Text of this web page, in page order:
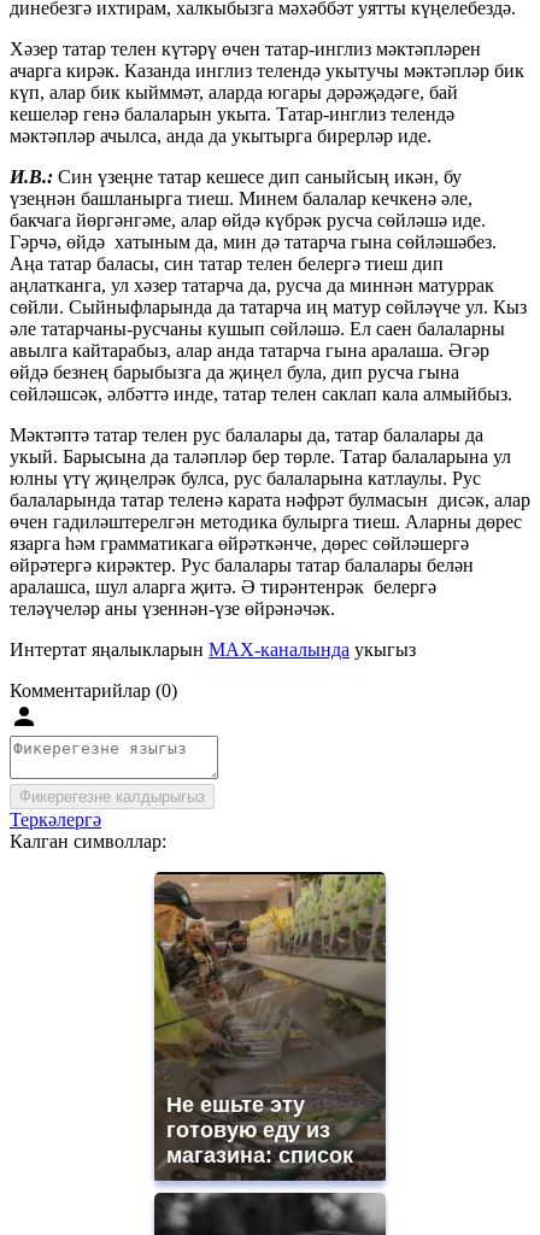
динебезгә ихтирам, халкыбызга мәхәббәт уятты күңелебездә.
Хәзер татар телен күтәрү өчен татар-инглиз мәктәпләрен
ачарга кирәк. Казанда инглиз телендә укытучы мәктәпләр бик
күп, алар бик кыйммәт, аларда югары дәрәҗәдәге, бай
кешеләр генә балаларын укыта. Татар-инглиз телендә
мәктәпләр ачылса, анда да укытырга бирерләр иде.
И.В.: Син үзеңне татар кешесе дип саныйсың икән, бу
үзеңнән башланырга тиеш. Минем балалар кечкенә әле,
бакчага йөргәнгәме, алар өйдә күбрәк русча сөйләшә иде.
Гәрчә, өйдә хатыным да, мин дә татарча гына сөйләшәбез.
Аңа татар баласы, син татар телен белергә тиеш дип
аңлатканга, ул хәзер татарча да, русча да миннән матуррак
сөйли. Сыйныфларында да татарча иң матур сөйләүче ул. Кыз
әле татарчаны-русчаны кушып сөйләшә. Ел саен балаларны
авылга кайтарабыз, алар анда татарча гына аралаша. Әгәр
өйдә безнең барыбызга да җиңел була, дип русча гына
сөйләшсәк, әлбәттә инде, татар телен саклап кала алмыйбыз.
Мәктәптә татар телен рус балалары да, татар балалары да
укый. Барысына да таләпләр бер төрле. Татар балаларына ул
юлны үтү җиңелрәк булса, рус балаларына катлаулы. Рус
балаларында татар теленә карата нәфрәт булмасын дисәк, алар
өчен гадиләштерелгән методика булырга тиеш. Аларны дөрес
язарга һәм грамматикага өйрәткәнче, дөрес сөйләшергә
өйрәтергә кирәктер. Рус балалары татар балалары белән
аралашса, шул аларга җитә. Ә тирәнтенрәк белергә
теләүчеләр аны үзеннән-үзе өйрәнәчәк.
Интертат яңалыкларын MAX-каналында укыгыз
Комментарийлар (0)
Фикерегезне калдырыгыз
Теркәлергә
Калган символлар:
Не ешьте эту
готовую еду из
магазина: список